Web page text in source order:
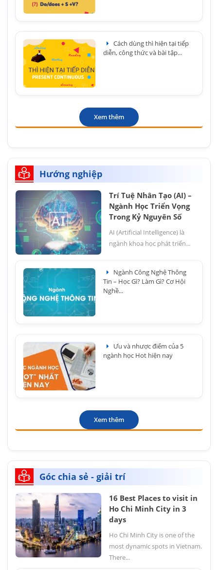
Cách dùng thì hiện tại tiếp
diễn, công thức và bài tập...
Xem thêm
Hướng nghiệp
Trí Tuệ Nhân Tạo (AI) –
Ngành Học Triển Vọng
Trong Kỷ Nguyên Số
AI (Artificial Intelligence) là
ngành khoa học phát triển...
Ngành Công Nghệ Thông
Tin – Học Gì? Làm Gì? Cơ Hội
Nghề...
Ưu và nhược điểm của 5
ngành học Hot hiện nay
Xem thêm
Góc chia sẻ - giải trí
16 Best Places to visit in
Ho Chi Minh City in 3
days
Ho Chi Minh City is one of the
most dynamic spots in Vietnam.
There...